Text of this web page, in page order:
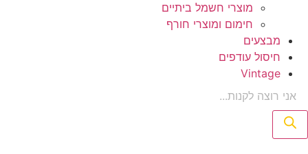
מוצרי חשמל ביתיים
חימום ומוצרי חורף
מבצעים
חיסול עודפים
Vintage
search